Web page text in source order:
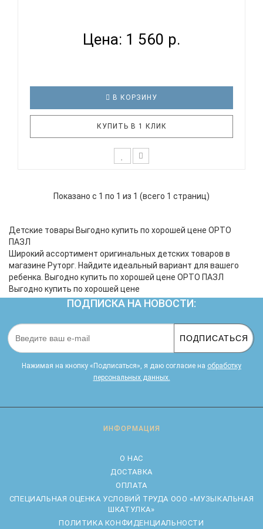
Цена: 1 560 р.
В КОРЗИНУ
КУПИТЬ В 1 КЛИК
модули, которые соединяются между собой по
счет разнообразия фактуры и рельефа, а также
Показано с 1 по 1 из 1 (всего 1 страниц)
Детские товары Выгодно купить по хорошей цене ОРТО
ПАЗЛ
Широкий ассортимент оригинальных детских товаров в
магазине Руторг. Найдите идеальный вариант для вашего
ребенка. Выгодно купить по хорошей цене ОРТО ПАЗЛ
Выгодно купить по хорошей цене
ПОДПИСКА НА НОВОСТИ:
ПОДПИСАТЬСЯ
Нажимая на кнопку «Подписаться», я даю cогласие на обработку
персональных данных.
ИНФОРМАЦИЯ
О НАС
ДОСТАВКА
ОПЛАТА
CПЕЦИАЛЬНАЯ ОЦЕНКА УСЛОВИЙ ТРУДА ООО «МУЗЫКАЛЬНАЯ
ШКАТУЛКА»
ПОЛИТИКА КОНФИДЕНЦИАЛЬНОСТИ